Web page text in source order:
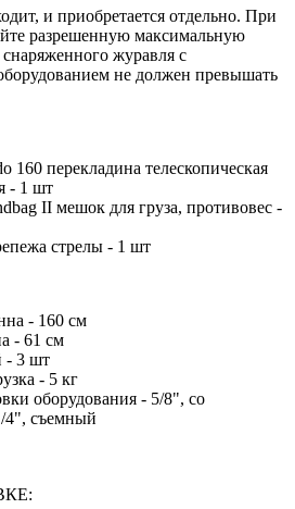
и приобретается отдельно. При
разрешенную максимальную
журавля с
не должен превышать
160 перекладина телескопическая
- 1 шт
II мешок для груза, противовес -
стрелы - 1 шт
- 160 см
- 61 см
- 3 шт
- 5 кг
оборудования - 5/8", со
4", съемный